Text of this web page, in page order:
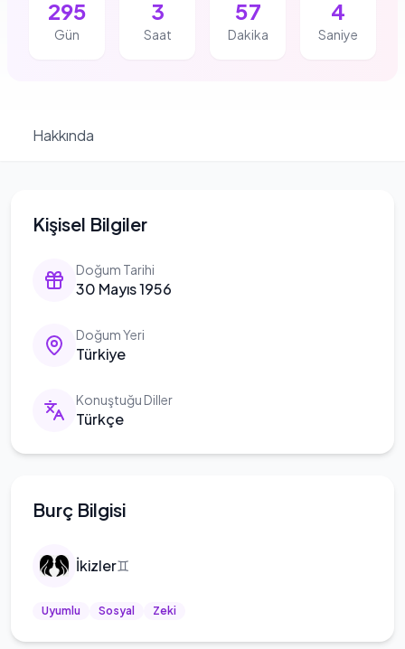
295
Gün
3
Saat
57
Dakika
3
Saniye
Hakkında
Kişisel Bilgiler
Doğum Tarihi
30 Mayıs 1956
Doğum Yeri
Türkiye
Konuştuğu Diller
Türkçe
Burç Bilgisi
İkizler♊
Uyumlu Sosyal Zeki